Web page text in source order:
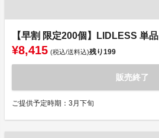
【早割 限定200個】LIDLESS 単品
¥8,415 (税込/送料込)残り199
販売終了
ご提供予定時期：3月下旬